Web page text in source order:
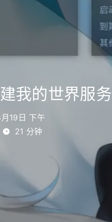
我的世界服
19日 下午
21 分钟